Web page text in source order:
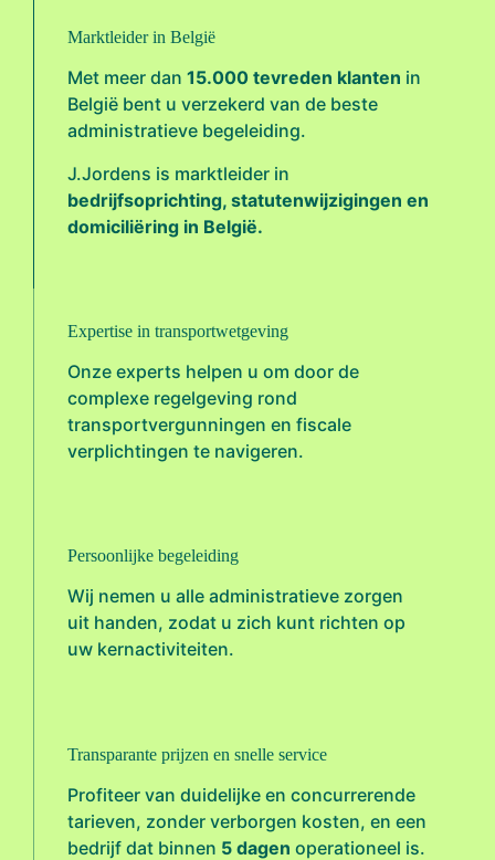
Marktleider in België
Met meer dan 15.000 tevreden klanten in
België bent u verzekerd van de beste
administratieve begeleiding.
J.Jordens is marktleider in
bedrijfsoprichting, statutenwijzigingen en
domiciliëring in België.
Expertise in transportwetgeving
Onze experts helpen u om door de
complexe regelgeving rond
transportvergunningen en fiscale
verplichtingen te navigeren.
Persoonlijke begeleiding
Wij nemen u alle administratieve zorgen
uit handen, zodat u zich kunt richten op
uw kernactiviteiten.
Transparante prijzen en snelle service
Profiteer van duidelijke en concurrerende
tarieven, zonder verborgen kosten, en een
bedrijf dat binnen 5 dagen operationeel is.